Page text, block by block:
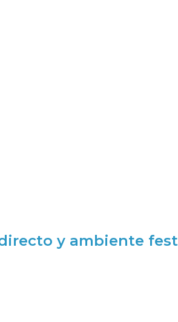
y ambiente